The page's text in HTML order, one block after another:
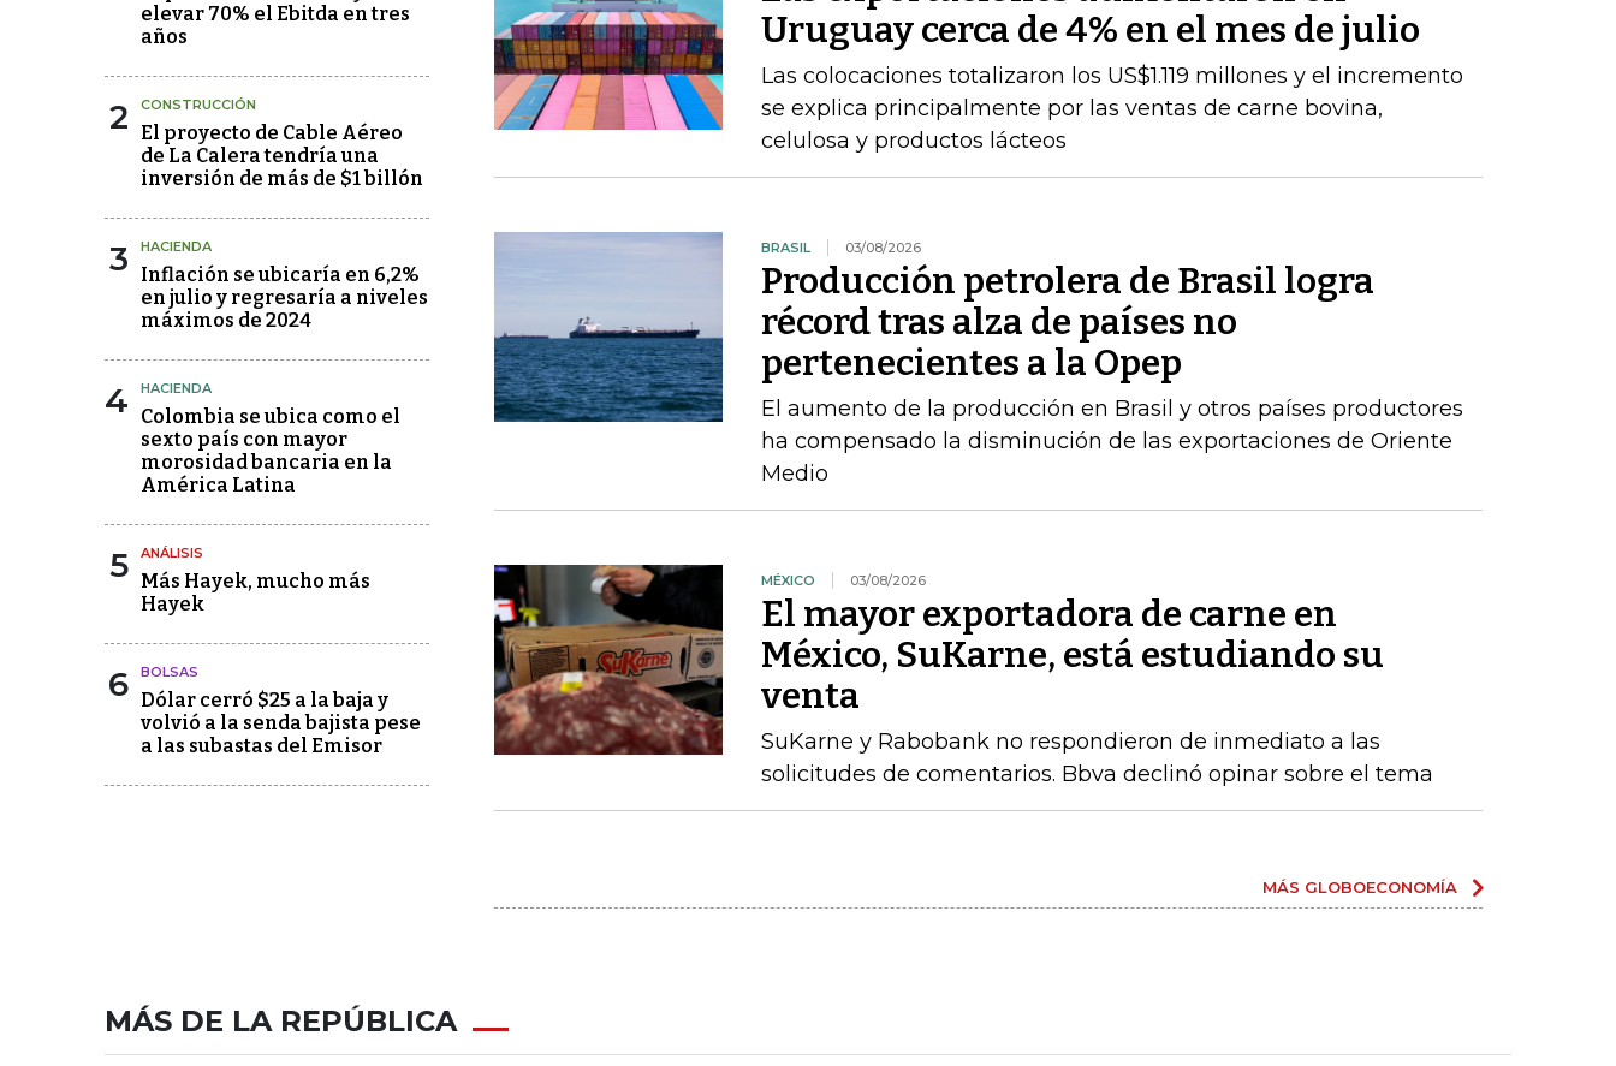
elevar 70% el Ebitda en tres
años
2 CONSTRUCCIÓN
El proyecto de Cable Aéreo
de La Calera tendría una
inversión de más de $1 billón
3 HACIENDA
Inflación se ubicaría en 6,2%
en julio y regresaría a niveles
máximos de 2024
4 HACIENDA
Colombia se ubica como el
sexto país con mayor
morosidad bancaria en la
América Latina
5 ANÁLISIS
Más Hayek, mucho más
Hayek
6 BOLSAS
Dólar cerró $25 a la baja y
volvió a la senda bajista pese
a las subastas del Emisor
Uruguay cerca de 4% en el mes de julio
Las colocaciones totalizaron los US$1.119 millones y el incremento
se explica principalmente por las ventas de carne bovina,
celulosa y productos lácteos
BRASIL 03/08/2026
Producción petrolera de Brasil logra
récord tras alza de países no
pertenecientes a la Opep
El aumento de la producción en Brasil y otros países productores
ha compensado la disminución de las exportaciones de Oriente
Medio
MÉXICO 03/08/2026
El mayor exportadora de carne en
México, SuKarne, está estudiando su
venta
SuKarne y Rabobank no respondieron de inmediato a las
solicitudes de comentarios. Bbva declinó opinar sobre el tema
MÁS GLOBOECONOMÍA
MÁS DE LA REPÚBLICA